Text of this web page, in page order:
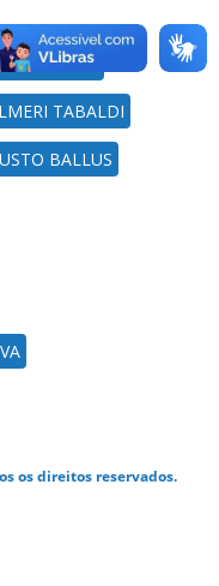
VESTENA
TABALDI
BALLUS
os direitos reservados.